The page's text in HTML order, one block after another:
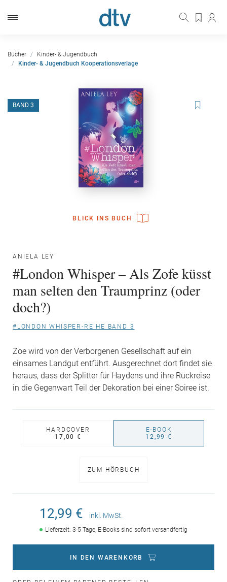
Bücher
Kinder- & Jugendbuch
Kinder- & Jugendbuch Kooperationsverlage
BLICK INS BUCH
BAND 3
ANIELA LEY
#London Whisper – Als Zofe küsst
man selten den Traumprinz (oder
doch?)
#LONDON WHISPER-REIHE BAND 3
Zoe wird von der Verborgenen Gesellschaft auf ein
einsames Landgut entführt. Ausgerechnet dort findet sie
heraus, dass der Splitter für Haydens und ihre Rückreise
in die Gegenwart Teil der Dekoration bei einer Soiree ist.
HARDCOVER
17,00 €
E-BOOK
12,99 €
ZUM HÖRBUCH
12,99 € inkl. MwSt.
Lieferzeit: 3-5 Tage, E-Books sind sofort versandfertig
IN DEN WARENKORB